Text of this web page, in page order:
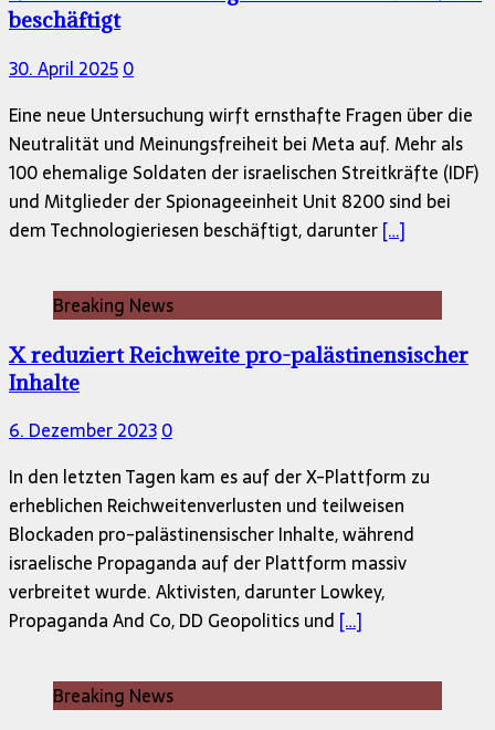
beschäftigt
30. April 20250
Eine neue Untersuchung wirft ernsthafte Fragen über die
Neutralität und Meinungsfreiheit bei Meta auf. Mehr als
100 ehemalige Soldaten der israelischen Streitkräfte (IDF)
und Mitglieder der Spionageeinheit Unit 8200 sind bei
dem Technologieriesen beschäftigt, darunter[…]
Breaking News
X reduziert Reichweite pro-palästinensischer
Inhalte
6. Dezember 20230
In den letzten Tagen kam es auf der X-Plattform zu
erheblichen Reichweitenverlusten und teilweisen
Blockaden pro-palästinensischer Inhalte, während
israelische Propaganda auf der Plattform massiv
verbreitet wurde. Aktivisten, darunter Lowkey,
Propaganda And Co, DD Geopolitics und […]
Breaking News